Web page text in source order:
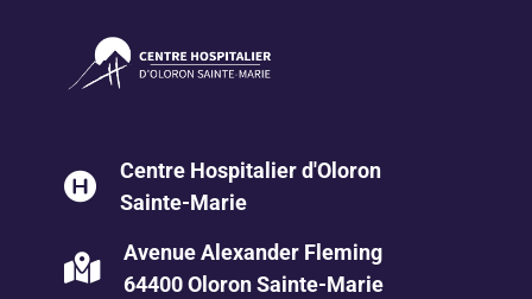
Centre Hospitalier d'Oloron
Sainte-Marie
Avenue Alexander Fleming
64400 Oloron Sainte-Marie